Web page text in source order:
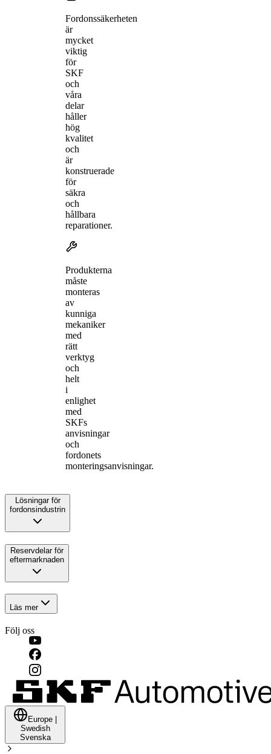
Fordonssäkerheten
är
mycket
viktig
för
SKF
och
våra
delar
håller
hög
kvalitet
och
är
konstruerade
för
säkra
och
hållbara
reparationer.
Produkterna
måste
monteras
av
kunniga
mekaniker
med
rätt
verktyg
och
helt
i
enlighet
med
SKFs
anvisningar
och
fordonets
monteringsanvisningar.
Lösningar för
fordonsindustrin
Reservdelar för
eftermarknaden
Läs mer
Följ oss
Europe
Swedish
Svenska